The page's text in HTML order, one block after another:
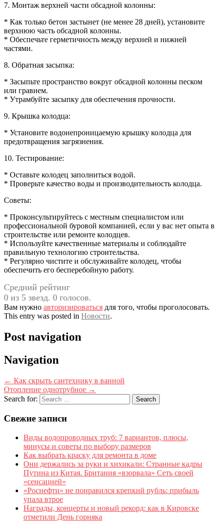
7. Монтаж верхней части обсадной колонны:
* Как только бетон застынет (не менее 28 дней), установите
верхнюю часть обсадной колонны.
* Обеспечьте герметичность между верхней и нижней
частями.
8. Обратная засыпка:
* Засыпьте пространство вокруг обсадной колонны песком
или гравием.
* Утрамбуйте засыпку для обеспечения прочности.
9. Крышка колодца:
* Установите водонепроницаемую крышку колодца для
предотвращения загрязнения.
10. Тестирование:
* Оставьте колодец заполниться водой.
* Проверьте качество воды и производительность колодца.
Советы:
* Проконсультируйтесь с местным специалистом или
профессиональной буровой компанией, если у вас нет опыта в
строительстве или ремонте колодцев.
* Используйте качественные материалы и соблюдайте
правильную технологию строительства.
* Регулярно чистите и обслуживайте колодец, чтобы
обеспечить его бесперебойную работу.
Средний рейтинг
0 из 5 звезд. 0 голосов.
Вам нужно авторизироваться для того, чтобы проголосовать.
This entry was posted in Новости.
Post navigation
Navigation
← Как скрыть сантехнику в ванной
Отопление однотрубное →
Search for:
Свежие записи
Виды водопроводных труб: 7 вариантов, плюсы,
минусы и советы по выбору размеров
Как выбрать краску для ремонта в доме
Они держались за руки и хихикали: Странные кадры
Путина из Китая. Британия «взорвала» Сеть своей
«сенсацией»
«Роснефти» не понравился крепкий рубль: прибыль
упала втрое
Награды, концерты и новый рекорд: как в Кировске
отметили День горняка